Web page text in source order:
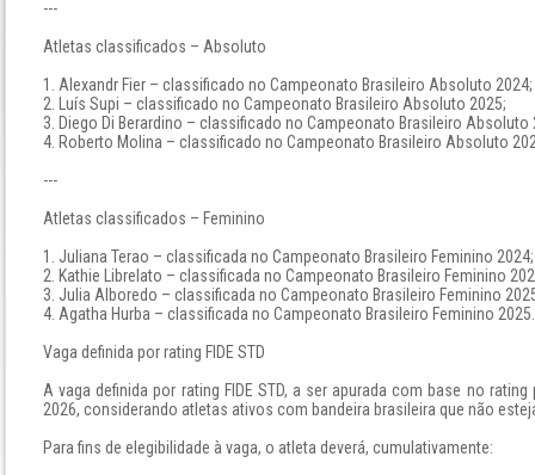
---
Atletas classificados – Absoluto
1. Alexandr Fier – classificado no Campeonato Brasileiro Absoluto 2024;
2. Luís Supi – classificado no Campeonato Brasileiro Absoluto 2025;
3. Diego Di Berardino – classificado no Campeonato Brasileiro Absoluto
4. Roberto Molina – classificado no Campeonato Brasileiro Absoluto
---
Atletas classificados – Feminino
1. Juliana Terao – classificada no Campeonato Brasileiro Feminino 2024;
2. Kathie Librelato – classificada no Campeonato Brasileiro Feminino
3. Julia Alboredo – classificada no Campeonato Brasileiro Feminino
4. Agatha Hurba – classificada no Campeonato Brasileiro Feminino 2025.
Vaga definida por rating FIDE STD
A vaga definida por rating FIDE STD, a ser apurada com base no
2026, considerando atletas ativos com bandeira brasileira que não
Para fins de elegibilidade à vaga, o atleta deverá, cumulativamente: